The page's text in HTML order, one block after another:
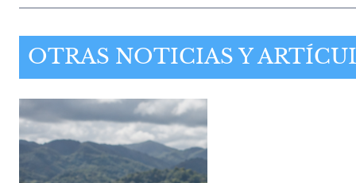
OTRAS NOTICIAS Y